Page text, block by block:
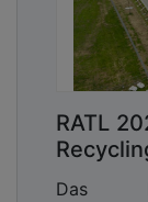
RATL
Das